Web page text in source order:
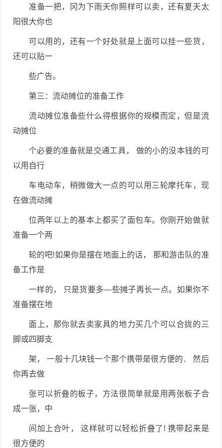
准备一把，冈为下雨天你照样可以卖，还有夏天太
阳很大你也
可以用的，还有一个好处就是上面可以挂一些货，
还可以贴一
些广告。
第三：流动摊位的准备工作
流动摊位准备些什么得根据你的规模而定，但是流
动摊位
个必要的准备就是交通工具， 做的小的没本钱的可
以用自行
车电动车，稍微做大一点的可以用三轮摩托车，现
在做流动摊
位两年以上的基本上都买了面包车。你刚开始做就
准备一个两
轮的吧!如果你是摆在地面上的话， 那和游击队的准
备工作是
一样的， 只是货要多—些摊子再长一点。如果你不
准备摆在地
面上，那你就去卖家具的地力买几个可以合拢的三
脚或四脚支
架， 一般十几块钱一个那个携带是很方便的． 然后
你再去做
张可以折叠的板子，方法很简单就是用两张板子合
成一张，中
间加上合叶， 这样就可以轻松折叠了! 携带起来是
很方便的